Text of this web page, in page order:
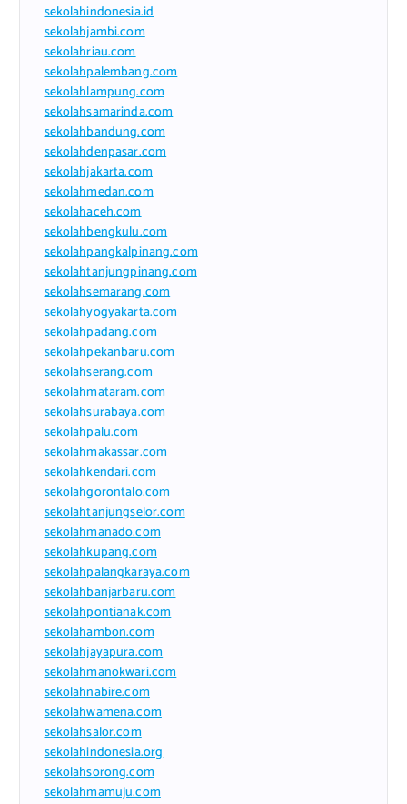
sekolahindonesia.id
sekolahjambi.com
sekolahriau.com
sekolahpalembang.com
sekolahlampung.com
sekolahsamarinda.com
sekolahbandung.com
sekolahdenpasar.com
sekolahjakarta.com
sekolahmedan.com
sekolahaceh.com
sekolahbengkulu.com
sekolahpangkalpinang.com
sekolahtanjungpinang.com
sekolahsemarang.com
sekolahyogyakarta.com
sekolahpadang.com
sekolahpekanbaru.com
sekolahserang.com
sekolahmataram.com
sekolahsurabaya.com
sekolahpalu.com
sekolahmakassar.com
sekolahkendari.com
sekolahgorontalo.com
sekolahtanjungselor.com
sekolahmanado.com
sekolahkupang.com
sekolahpalangkaraya.com
sekolahbanjarbaru.com
sekolahpontianak.com
sekolahambon.com
sekolahjayapura.com
sekolahmanokwari.com
sekolahnabire.com
sekolahwamena.com
sekolahsalor.com
sekolahindonesia.org
sekolahsorong.com
sekolahmamuju.com